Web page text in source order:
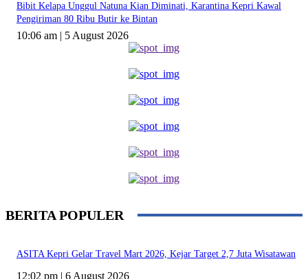
Bibit Kelapa Unggul Natuna Kian Diminati, Karantina Kepri Kawal
Pengiriman 80 Ribu Butir ke Bintan
10:06 am | 5 August 2026
BERITA POPULER
ASITA Kepri Gelar Travel Mart 2026, Kejar Target 2,7 Juta Wisatawan
12:02 pm | 6 August 2026